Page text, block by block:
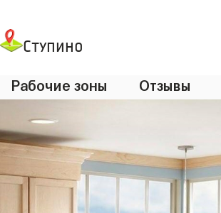
Ступино
Рабочие зоны Отзывы